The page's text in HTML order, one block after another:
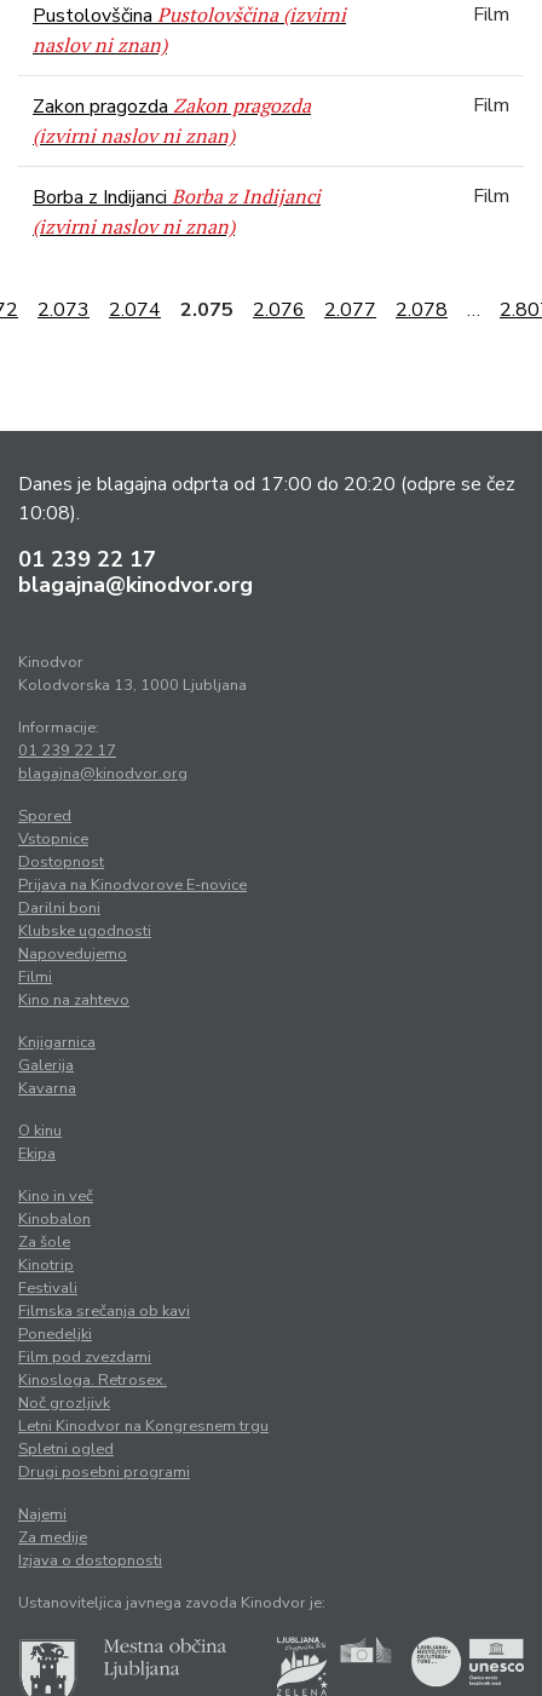
Pustolovščina Pustolovščina (izvirni
naslov ni znan)
Film
Zakon pragozda Zakon pragozda
(izvirni naslov ni znan)
Film
Borba z Indijanci Borba z Indijanci
(izvirni naslov ni znan)
Film
2.073 2.074 2.075 2.076 2.077 2.078 …
Danes je blagajna odprta od 17:00 do 20:20 (odpre se čez
10:08).
01 239 22 17
blagajna@kinodvor.org
Kinodvor
Kolodvorska 13, 1000 Ljubljana
Informacije:
01 239 22 17
blagajna@kinodvor.org
Spored
Vstopnice
Dostopnost
Prijava na Kinodvorove E-novice
Darilni boni
Klubske ugodnosti
Napovedujemo
Filmi
Kino na zahtevo
Knjigarnica
Galerija
Kavarna
O kinu
Ekipa
Kino in več
Kinobalon
Za šole
Kinotrip
Festivali
Filmska srečanja ob kavi
Ponedeljki
Film pod zvezdami
Kinosloga. Retrosex.
Noč grozljivk
Letni Kinodvor na Kongresnem trgu
Spletni ogled
Drugi posebni programi
Najemi
Za medije
Izjava o dostopnosti
Ustanoviteljica javnega zavoda Kinodvor je: